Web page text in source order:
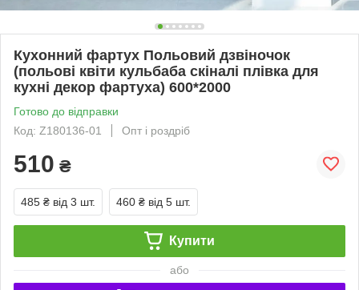
Кухонний фартух Польовий дзвіночок
(польові квіти кульбаба скіналі плівка для
кухні декор фартуха) 600*2000
Готово до відправки
Код: Z180136-01
Опт і роздріб
510 ₴
485 ₴ від 3 шт. 460 ₴ від 5 шт.
Купити
або